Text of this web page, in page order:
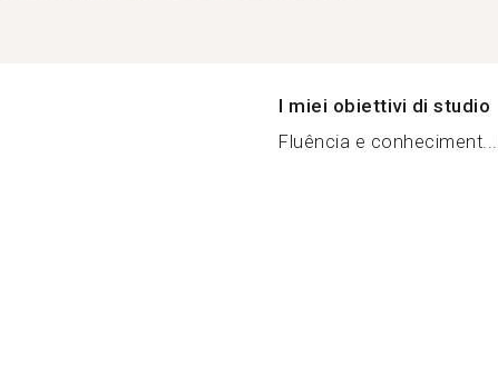
I miei obiettivi di studio
Fluência e conheciment...